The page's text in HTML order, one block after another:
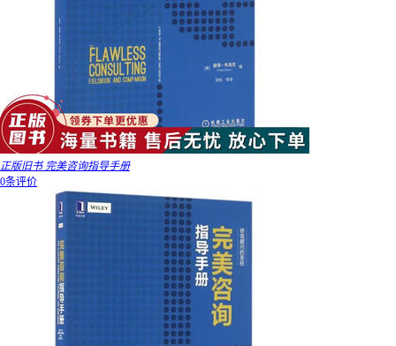
正版旧书 完美咨询指导手册
0条评价